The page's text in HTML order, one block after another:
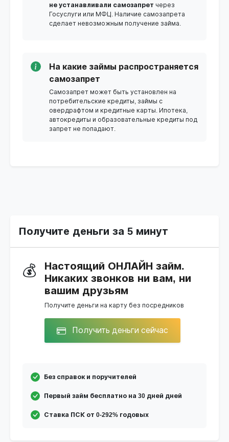
не устанавливали самозапрет через
Госуслуги или МФЦ. Наличие самозапрета
сделает невозможным получение займа.
На какие займы распространяется
самозапрет
Самозапрет может быть установлен на
потребительские кредиты, займы с
овердрафтом и кредитные карты. Ипотека,
автокредиты и образовательные кредиты под
запрет не попадают.
Получите деньги за 5 минут
💰
Настоящий ОНЛАЙН займ.
Никаких звонков ни вам, ни
вашим друзьям
Получите деньги на карту без посредников
Получить деньги сейчас
Без справок и поручителей
Первый займ бесплатно на 30 дней дней
Ставка ПСК от 0-292% годовых